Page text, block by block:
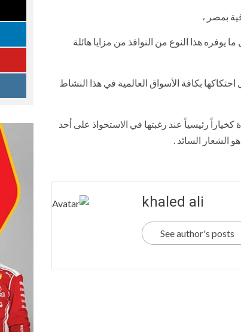
بمصر ،
هذا النوع من النوافذ من مزايا هائلة
بكافة الأسواق العالمية في هذا النشاط
رئيسياً عند رغبتها في الاستحواذ على أحد
الشعار السائد .
khaled ali
See author's posts